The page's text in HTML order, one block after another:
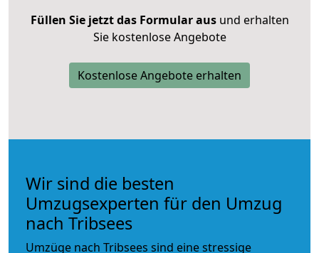
Füllen Sie jetzt das Formular ausund erhalten
Sie kostenlose Angebote
Kostenlose Angebote erhalten
Wir sind die besten
Umzugsexperten für den Umzug
nach Tribsees
Umzüge nach Tribsees sind eine stressige